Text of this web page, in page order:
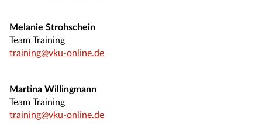
Melanie Strohschein
Team Training
training@vku-online.de
Martina Willingmann
Team Training
training@vku-online.de